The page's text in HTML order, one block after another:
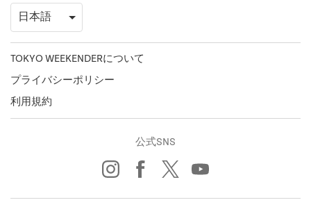
TOKYO WEEKENDERについて
プライバシーポリシー
利用規約
公式SNS